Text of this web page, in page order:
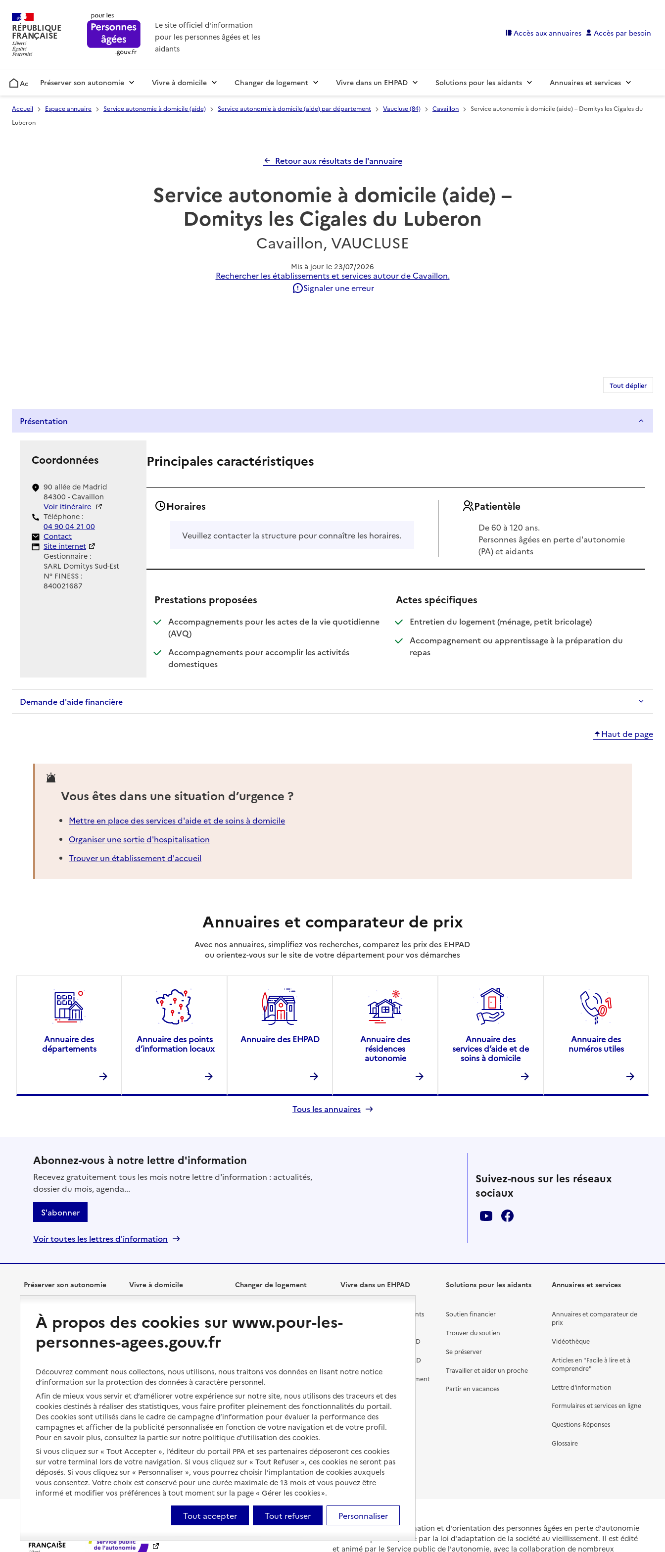
RÉPUBLIQUE
FRANÇAISE
Le site officiel d'information
pour les personnes âgées et les
aidants
Accès aux annuaires Accès par besoin
AccueilPréserver son autonomie Vivre à domicile Changer de logement Vivre dans un EHPAD Solutions pour les aidants Annuaires et services
Accueil Espace annuaire Service autonomie à domicile (aide) Service autonomie à domicile (aide) par département Vaucluse (84) Cavaillon
Service autonomie à domicile (aide) – Domitys les Cigales du
Luberon
Retour aux résultats de l'annuaire
Service autonomie à domicile (aide) –
Domitys les Cigales du Luberon
Cavaillon, VAUCLUSE
Mis à jour le 23/07/2026
Rechercher les établissements et services autour de Cavaillon.
Signaler une erreur
Tout déplier
Présentation
Coordonnées
90 allée de Madrid
84300 - Cavaillon
Voir itinéraire
Téléphone :
04 90 04 21 00
Contact
Contact
Site Internet
Site internet
Gestionnaire :
SARL Domitys Sud-Est
N° FINESS :
840021687
Principales caractéristiques
Horaires
Veuillez contacter la structure pour connaître les horaires.
Patientèle
De 60 à 120 ans.
Personnes âgées en perte d'autonomie
(PA) et aidants
Prestations proposées
Accompagnements pour les actes de la vie quotidienne
(AVQ)
: disponible
: non disponible
Accompagnements pour accomplir les activités
domestiques: disponible
: non disponible
Actes spécifiques
Entretien du logement (ménage, petit bricolage): disponible
: non disponible
Accompagnement ou apprentissage à la préparation du
repas
: disponible
: non disponible
Demande d'aide financière
Haut de page
Vous êtes dans une situation d’urgence ?
Mettre en place des services d'aide et de soins à domicile
Organiser une sortie d'hospitalisation
Trouver un établissement d'accueil
Annuaires et comparateur de prix
Avec nos annuaires, simplifiez vos recherches, comparez les prix des EHPAD
ou orientez-vous sur le site de votre département pour vos démarches
Annuaire des
départements
Annuaire des points
d’information locaux
Annuaire des EHPAD
Annuaire des
résidences
autonomie
Annuaire des
services d’aide et de
soins à domicile
Annuaire des
numéros utiles
Tous les annuaires
Abonnez-vous à notre lettre d'information
Recevez gratuitement tous les mois notre lettre d'information : actualités,
dossier du mois, agenda...
S'abonner
Voir toutes les lettres d'information
Suivez-nous sur les réseaux
sociaux
Préserver son autonomie
Perte d'autonomie : évaluation
et droits
Aménager son logement et
s'équiper
Préserver son autonomie et sa
santé
Organiser à l'avance sa propre
protection
Les mesures de protection
Les obligations de la famille
À qui s’adresser ?
Les politiques du grand âge
Vivre à domicile
Aides financières
Solutions d'accueil temporaire
Vivre à domicile avec une
maladie ou un handicap
Être hospitalisé
Fin de vie à domicile
Changer de logement
Vivre dans une résidence avec
Vivre en accueil familial
Autres solutions de logement
Vivre dans un EHPAD
Les différents établissements
médicalisés
Préparer l'entrée en EHPAD
Aides financières en EHPAD
Prévention, accompagnement
Comprendre les prix en
EHPAD
Droits en EHPAD
Fin de vie en EHPAD
Solutions pour les aidants
Soutien financier
Trouver du soutien
Se préserver
Travailler et aider un proche
Partir en vacances
Annuaires et services
Annuaires et comparateur de
prix
Vidéothèque
Articles en "Facile à lire et à
comprendre"
Lettre d'information
Formulaires et services en ligne
Questions-Réponses
Glossaire
Portail national d'information et d'orientation des personnes âgées en perte d'autonomie
et de leurs proches, créé par la loi d'adaptation de la société au vieillissement. Il est édité
et animé par le Service public de l'autonomie, avec la collaboration de nombreux
À propos des cookies sur www.pour-les-
personnes-agees.gouv.fr
Découvrez comment nous collectons, nous utilisons, nous traitons vos données en lisant notre notice
d’information sur la protection des données à caractère personnel.
Afin de mieux vous servir et d’améliorer votre expérience sur notre site, nous utilisons des traceurs et des
cookies destinés à réaliser des statistiques, vous faire profiter pleinement des fonctionnalités du portail.
Des cookies sont utilisés dans le cadre de campagne d’information pour évaluer la performance des
campagnes et afficher de la publicité personnalisée en fonction de votre navigation et de votre profil.
Pour en savoir plus, consultez la partie sur notre politique d'utilisation des cookies.
Si vous cliquez sur « Tout Accepter », l’éditeur du portail PPA et ses partenaires déposeront ces cookies
sur votre terminal lors de votre navigation. Si vous cliquez sur « Tout Refuser », ces cookies ne seront pas
déposés. Si vous cliquez sur « Personnaliser », vous pourrez choisir l’implantation de cookies auxquels
vous consentez. Votre choix est conservé pour une durée maximale de 13 mois et vous pouvez être
informé et modifier vos préférences à tout moment sur la page « Gérer les cookies ».
Tout accepter Tout refuser Personnaliser